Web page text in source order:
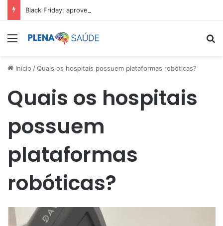
Black Friday: aproveite antes que acabe
Menu
Início /Quais os hospitais possuem plataformas robóticas?
Quais os hospitais
possuem
plataformas
robóticas?